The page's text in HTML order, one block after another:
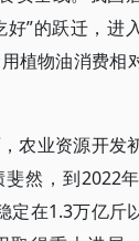
好”的跃迁，进
植物油消费相
农业资源开发
然，到2022
定在1.3万亿斤